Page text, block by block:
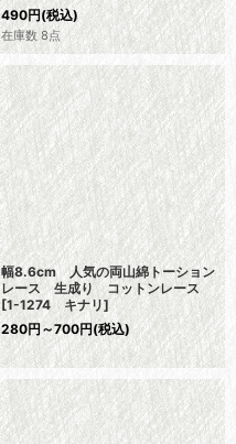
490円(税込)
在庫数 8点
幅8.6cm 人気の両山綿トーション
レース 生成り コットンレース
[1-1274 キナリ]
280円 ～700円(税込)